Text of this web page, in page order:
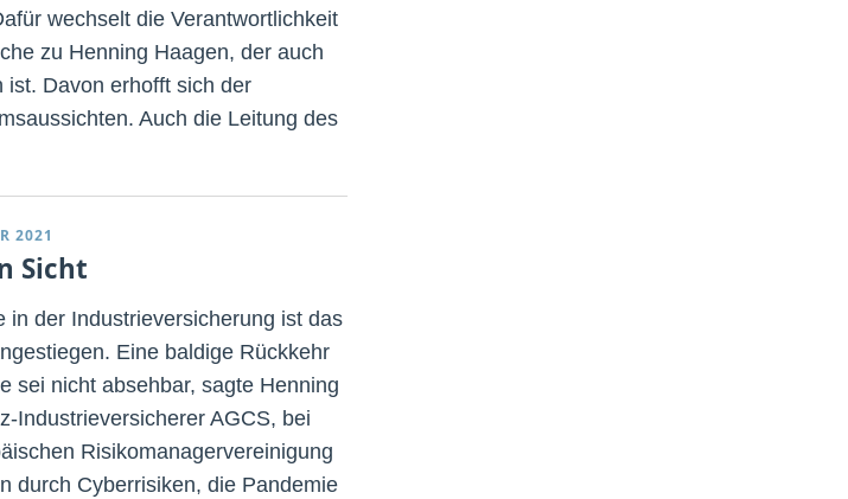
wechselt die Verantwortlichkeit
zu Henning Haagen, der auch
ist. Davon erhofft sich der
Auch die Leitung des
2021
Sicht
in der Industrieversicherung ist das
Eine baldige Rückkehr
sei nicht absehbar, sagte Henning
Industrieversicherer AGCS, bei
Risikomanagervereinigung
durch Cyberrisiken, die Pandemie